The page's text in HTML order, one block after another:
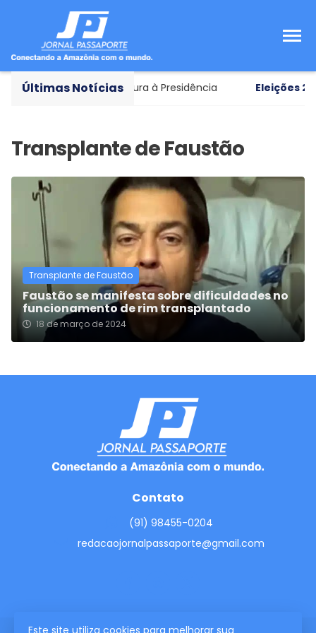
Últimas Notícias
como vice em chapa pura à Presidência Eleições
Transplante de Faustão
Faustão se manifesta sobre dificuldades no
funcionamento de rim transplantado
18 de março de 2024
Este site utiliza cookies para melhorar sua
Contato
(91) 98455-0204
redacaojornalpassaporte@gmail.com